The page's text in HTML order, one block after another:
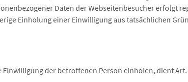
Daten der Webseitenbesucher erfolgt
Einholung einer Einwilligung aus tatsächlichen
der betroffenen Person einholen, dient Art.